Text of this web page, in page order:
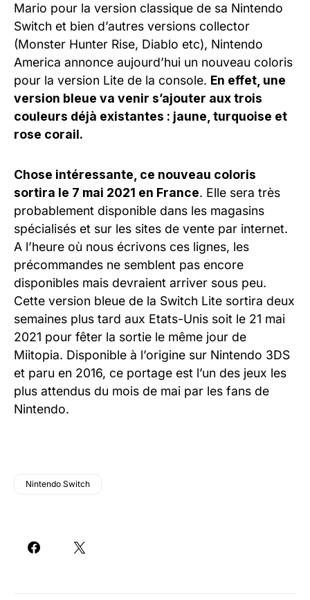
Mario pour la version classique de sa Nintendo
Switch et bien d’autres versions collector
(Monster Hunter Rise, Diablo etc), Nintendo
America annonce aujourd’hui un nouveau coloris
pour la version Lite de la console. En effet, une
version bleue va venir s’ajouter aux trois
couleurs déjà existantes : jaune, turquoise et
rose corail.
Chose intéressante, ce nouveau coloris
sortira le 7 mai 2021 en France. Elle sera très
probablement disponible dans les magasins
spécialisés et sur les sites de vente par internet.
A l’heure où nous écrivons ces lignes, les
précommandes ne semblent pas encore
disponibles mais devraient arriver sous peu.
Cette version bleue de la Switch Lite sortira deux
semaines plus tard aux Etats-Unis soit le 21 mai
2021 pour fêter la sortie le même jour de
Miitopia. Disponible à l’origine sur Nintendo 3DS
et paru en 2016, ce portage est l’un des jeux les
plus attendus du mois de mai par les fans de
Nintendo.
Nintendo Switch